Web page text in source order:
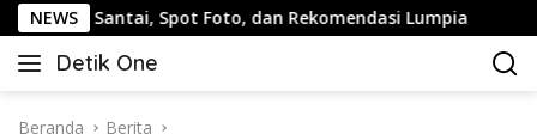
Langsung
ke
konten
NEWS
Spot Foto, dan Rekomendasi Lumpia Panduan
Detik One
Tajam
Fakta
Beranda Berita